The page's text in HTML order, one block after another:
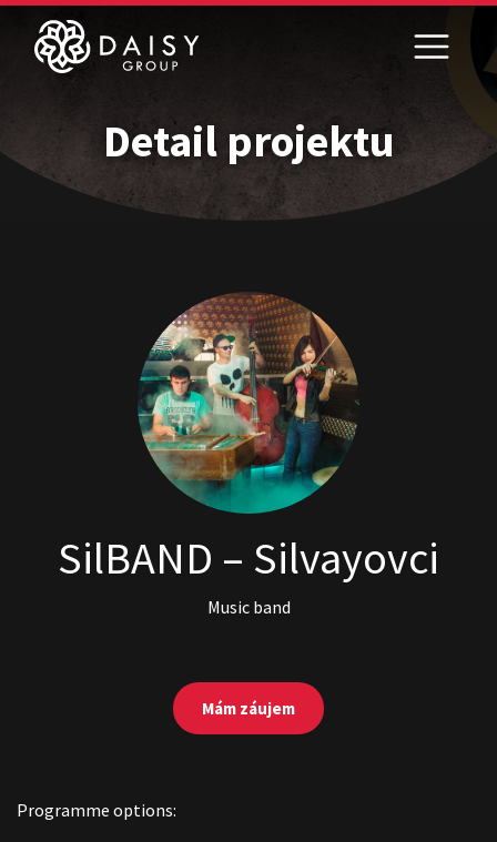
Detail projektu
SilBAND – Silvayovci
Music band
Mám záujem
Programme options: